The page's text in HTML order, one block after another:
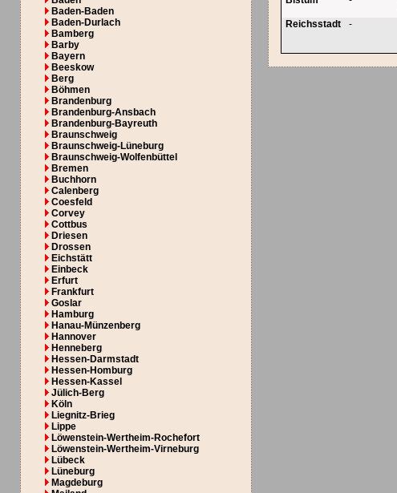
Baden-Baden
Baden-Durlach
Bamberg
Barby
Bayern
Beeskow
Berg
Böhmen
Brandenburg
Brandenburg-Ansbach
Brandenburg-Bayreuth
Braunschweig
Braunschweig-Lüneburg
Braunschweig-Wolfenbüttel
Bremen
Buchhorn
Calenberg
Coesfeld
Corvey
Cottbus
Driesen
Drossen
Eichstätt
Einbeck
Erfurt
Frankfurt
Goslar
Hamburg
Hanau-Münzenberg
Hannover
Henneberg
Hessen-Darmstadt
Hessen-Homburg
Hessen-Kassel
Jülich-Berg
Köln
Liegnitz-Brieg
Lippe
Löwenstein-Wertheim-Rochefort
Löwenstein-Wertheim-Virneburg
Lübeck
Lüneburg
Magdeburg
Reichsstadt
-